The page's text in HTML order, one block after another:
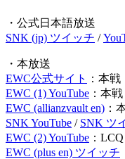
・公式日本語放送
SNK (jp) ツイッチ /
・本放送
EWC公式サイト
：本戦
EWC (1) YouTube ：本戦
EWC (allianzvault en) ：
SNK YouTube / SNK ツ
EWC (2) YouTube ：LCQ
EWC (plus en) ツイッチ